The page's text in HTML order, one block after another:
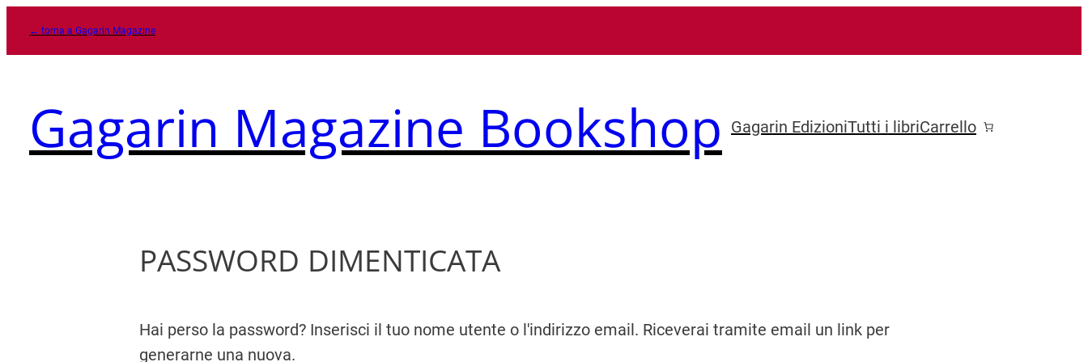
← torna a Gagarin Magazine
Gagarin Magazine Bookshop Gagarin EdizioniTutti i libriCarrello
PASSWORD DIMENTICATA
Hai perso la password? Inserisci il tuo nome utente o l'indirizzo email. Riceverai tramite email un link per
generarne una nuova.